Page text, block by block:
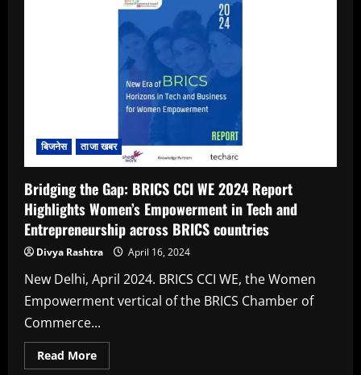
पायलट
बिजनेस ताजा खबर
Bridging the Gap: BRICS CCI WE 2024 Report
Highlights Women’s Empowerment in Tech and
Entrepreneurship across BRICS countries
Divya Rashtra April 16, 2024
New Delhi, April 2024. BRICS CCI WE, the Women
Empowerment vertical of the BRICS Chamber of
Commerce...
Read MoreRead
more